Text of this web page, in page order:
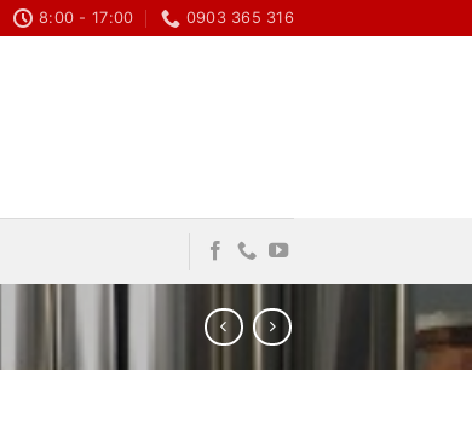
8:00 - 17:00 0903 365 316